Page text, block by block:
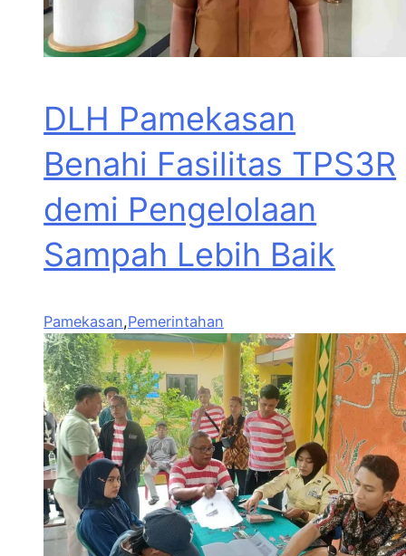
DLH Pamekasan
Benahi Fasilitas TPS3R
demi Pengelolaan
Sampah Lebih Baik
Pamekasan,Pemerintahan